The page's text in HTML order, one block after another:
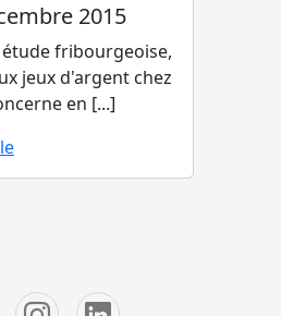
2015
fribourgeoise,
jeux d'argent chez
en [...]